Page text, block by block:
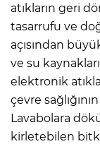
atıkların geri
tasarrufu ve
açısından
ve su
elektronik
çevre
Lavabolara
kirletebilen